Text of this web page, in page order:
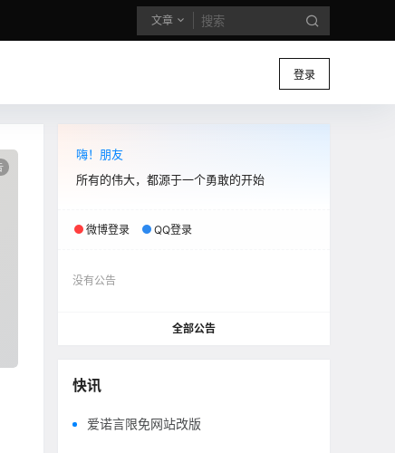
文章
登录
嗨！朋友
所有的伟大，都源于一个勇敢的开始
微博登录 QQ登录
没有公告
全部公告
快讯
爱诺言限免网站改版